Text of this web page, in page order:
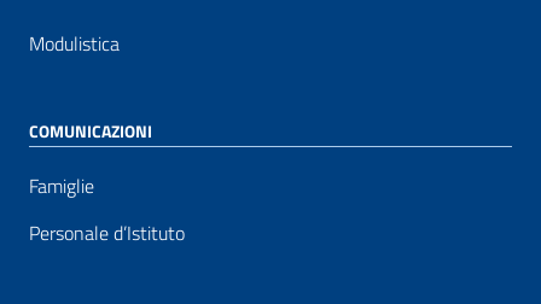
Modulistica
COMUNICAZIONI
Famiglie
Personale d’Istituto